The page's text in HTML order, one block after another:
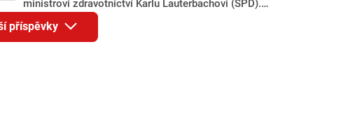
ministrovi zdravotnictví Karlu Lauterbachovi (SPD).
Přes 200 lékárníků mu zaslalo svůj seznam
chybějících medikamentů. Někteří z nich napsali, že
jim chybí až 1 400 položek, píše deník Bild.
příspěvky